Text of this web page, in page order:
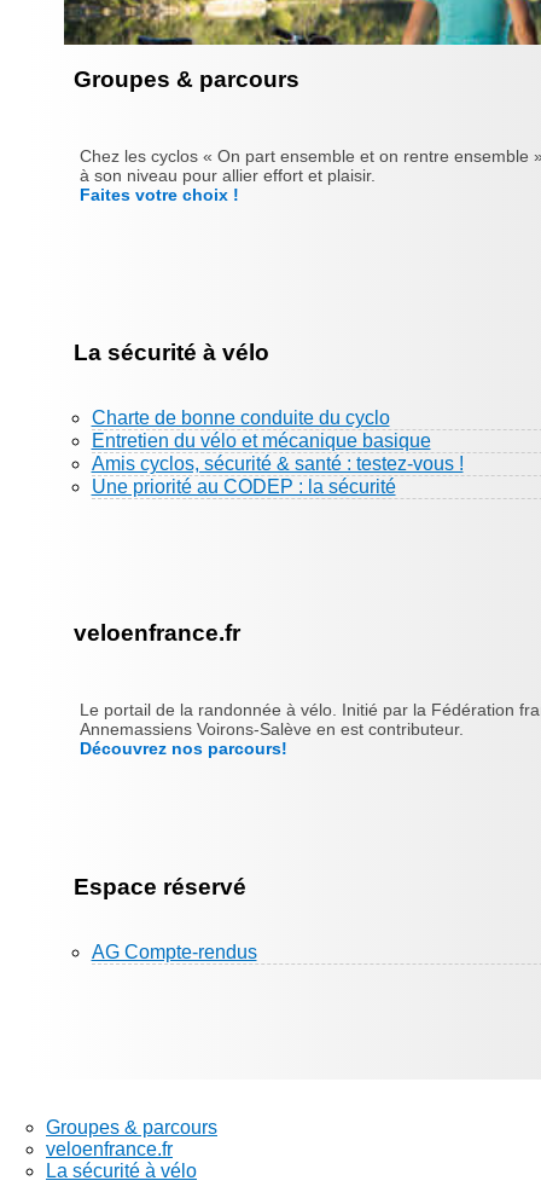
Groupes & parcours
Chez les cyclos « On part ensemble et on rentre
à son niveau pour allier effort et plaisir.
Faites votre choix !
La sécurité à vélo
Charte de bonne conduite du cyclo
Entretien du vélo et mécanique basique
Amis cyclos, sécurité & santé : testez-vous !
Une priorité au CODEP : la sécurité
veloenfrance.fr
Le portail de la randonnée à vélo. Initié par la Fédération
Annemassiens Voirons-Salève en est contributeur.
Découvrez nos parcours!
Espace réservé
AG Compte-rendus
Groupes & parcours
veloenfrance.fr
La sécurité à vélo